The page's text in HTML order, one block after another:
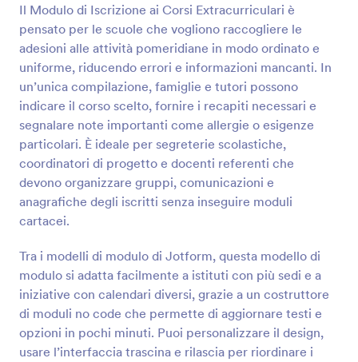
Il Modulo di Iscrizione ai Corsi Extracurriculari è
pensato per le scuole che vogliono raccogliere le
adesioni alle attività pomeridiane in modo ordinato e
uniforme, riducendo errori e informazioni mancanti. In
un’unica compilazione, famiglie e tutori possono
indicare il corso scelto, fornire i recapiti necessari e
segnalare note importanti come allergie o esigenze
particolari. È ideale per segreterie scolastiche,
coordinatori di progetto e docenti referenti che
devono organizzare gruppi, comunicazioni e
anagrafiche degli iscritti senza inseguire moduli
cartacei.
Tra i modelli di modulo di Jotform, questa modello di
modulo si adatta facilmente a istituti con più sedi e a
iniziative con calendari diversi, grazie a un costruttore
di moduli no code che permette di aggiornare testi e
opzioni in pochi minuti. Puoi personalizzare il design,
usare l’interfaccia trascina e rilascia per riordinare i
Anteprima